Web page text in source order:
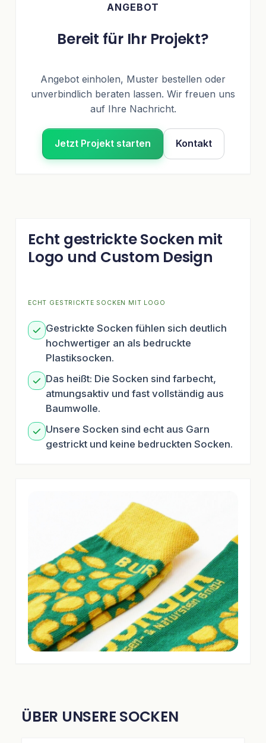
ANGEBOT
Bereit für Ihr Projekt?
Angebot einholen, Muster bestellen oder
unverbindlich beraten lassen. Wir freuen uns
auf Ihre Nachricht.
Jetzt Projekt starten Kontakt
Echt gestrickte Socken mit
Logo und Custom Design
ECHT GESTRICKTE SOCKEN MIT LOGO
Gestrickte Socken fühlen sich deutlich
hochwertiger an als bedruckte
Plastiksocken.
Das heißt: Die Socken sind farbecht,
atmungsaktiv und fast vollständig aus
Baumwolle.
Unsere Socken sind echt aus Garn
gestrickt und keine bedruckten Socken.
ÜBER UNSERE SOCKEN